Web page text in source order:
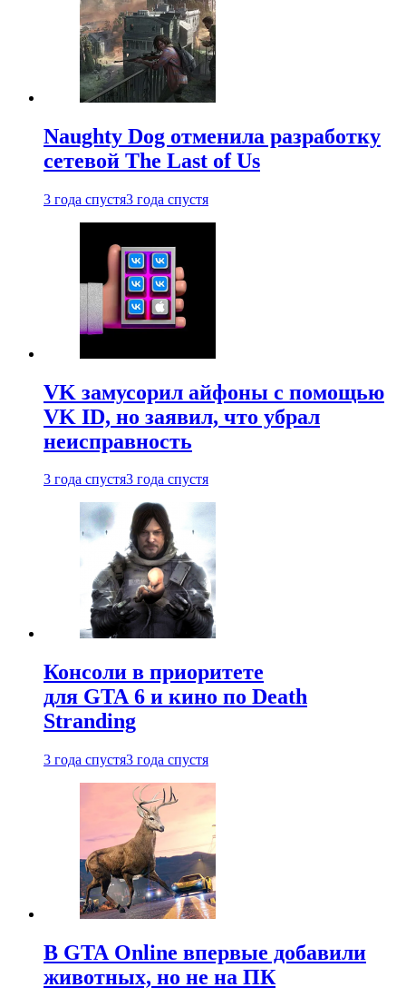
Naughty Dog отменила разработку
сетевой The Last of Us
3 года спустя3 года спустя
VK замусорил айфоны с помощью
VK ID, но заявил, что убрал
неисправность
3 года спустя3 года спустя
Консоли в приоритете
для GTA 6 и кино по Death
Stranding
3 года спустя3 года спустя
В GTA Online впервые добавили
животных, но не на ПК